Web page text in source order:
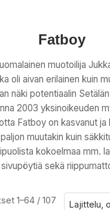
Fatboy
muotoilija
oli aivan erilainen kuin
näki potentiaalin
2003 yksinoikeuden
Fatboy on kasvanut
muutakin kuin
kokoelmaa mm.
sivupöytiä sekä
1–64 / 107